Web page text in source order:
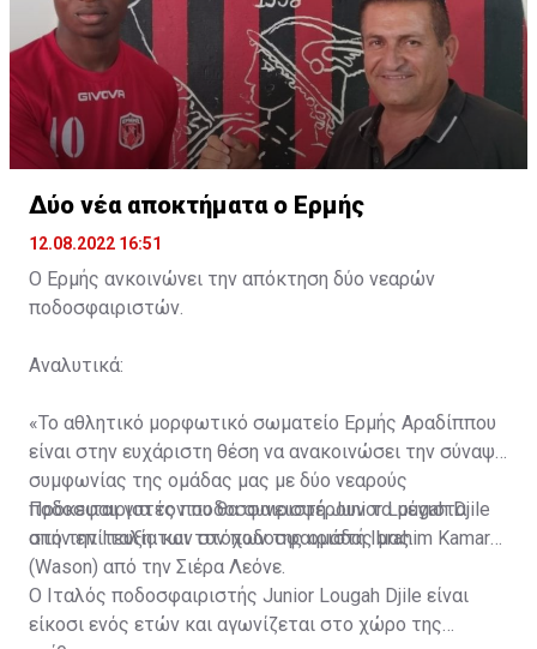
Δύο νέα αποκτήματα ο Ερμής
12.08.2022 16:51
Ο Ερμής ανκοινώνει την απόκτηση δύο νεαρών
ποδοσφαιριστών.
Αναλυτικά:
«Το αθλητικό μορφωτικό σωματείο Ερμής Αραδίππου
είναι στην ευχάριστη θέση να ανακοινώσει την σύναψη
συμφωνίας της ομάδας μας με δύο νεαρούς
ποδοσφαιριστές που θα συνεισφέρουν τα μέγιστα
στην επίτευξη των στόχων της ομάδας μας.
Πρόκειται για τον ποδοσφαιριστή Junior Lougah Djile
από την Ιταλία και τον ποδοσφαιριστή Ibrahim Kamara
(Wason) από την Σιέρα Λεόνε.
Ο Ιταλός ποδοσφαιριστής Junior Lougah Djile είναι
είκοσι ενός ετών και αγωνίζεται στο χώρο της